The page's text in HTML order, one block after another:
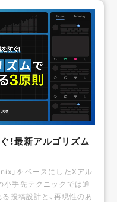
！最新アルゴリズム
」をベースにしたXアル
小手先テクニックでは通
投稿設計と、再現性のあ